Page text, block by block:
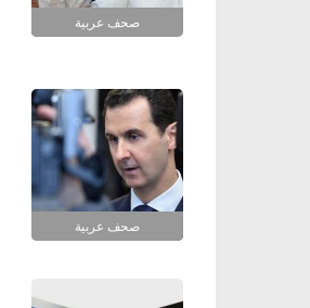
صحف عربية
صحف عربية